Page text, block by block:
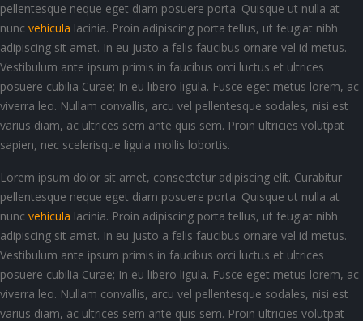
pellentesque neque eget diam posuere porta. Quisque ut nulla at
nunc vehicula lacinia. Proin adipiscing porta tellus, ut feugiat nibh
adipiscing sit amet. In eu justo a felis faucibus ornare vel id metus.
Vestibulum ante ipsum primis in faucibus orci luctus et ultrices
posuere cubilia Curae; In eu libero ligula. Fusce eget metus lorem, ac
viverra leo. Nullam convallis, arcu vel pellentesque sodales, nisi est
varius diam, ac ultrices sem ante quis sem. Proin ultricies volutpat
sapien, nec scelerisque ligula mollis lobortis.
Lorem ipsum dolor sit amet, consectetur adipiscing elit. Curabitur
pellentesque neque eget diam posuere porta. Quisque ut nulla at
nunc vehicula lacinia. Proin adipiscing porta tellus, ut feugiat nibh
adipiscing sit amet. In eu justo a felis faucibus ornare vel id metus.
Vestibulum ante ipsum primis in faucibus orci luctus et ultrices
posuere cubilia Curae; In eu libero ligula. Fusce eget metus lorem, ac
viverra leo. Nullam convallis, arcu vel pellentesque sodales, nisi est
varius diam, ac ultrices sem ante quis sem. Proin ultricies volutpat